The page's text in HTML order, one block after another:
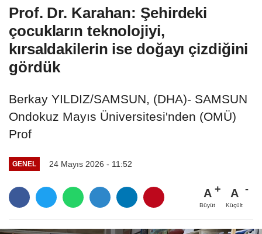
Prof. Dr. Karahan: Şehirdeki
çocukların teknolojiyi,
kırsaldakilerin ise doğayı çizdiğini
gördük
Berkay YILDIZ/SAMSUN, (DHA)- SAMSUN
Ondokuz Mayıs Üniversitesi'nden (OMÜ)
Prof
GENEL 24 Mayıs 2026 - 11:52
A
Büyüt
A
Küçült